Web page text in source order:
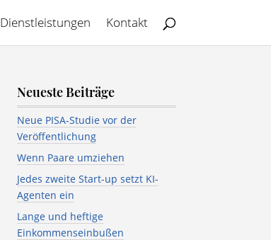
Dienstleistungen Kontakt
Neueste Beiträge
Neue PISA-Studie vor der
Veröffentlichung
Wenn Paare umziehen
Jedes zweite Start-up setzt KI-
Agenten ein
Lange und heftige
Einkommenseinbußen